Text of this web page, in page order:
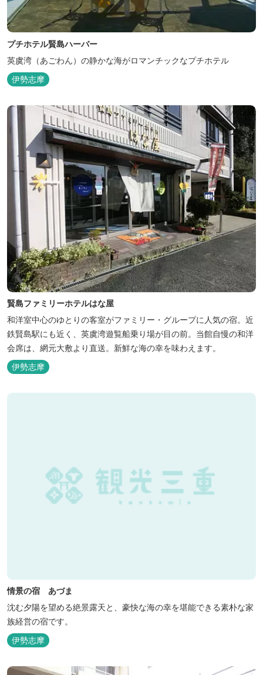
プチホテル賢島ハーバー
英虞湾（あごわん）の静かな海がロマンチックなプチホテル
伊勢志摩
賢島ファミリーホテルはな屋
和洋室中心のゆとりの客室がファミリー・グループに人気の宿。近
鉄賢島駅にも近く、英虞湾遊覧船乗り場が目の前。当館自慢の和洋
会席は、網元大敷より直送。新鮮な海の幸を味わえます。
伊勢志摩
情景の宿 あづま
沈む夕陽を望める絶景露天と、豪快な海の幸を堪能できる素朴な家
族経営の宿です。
伊勢志摩